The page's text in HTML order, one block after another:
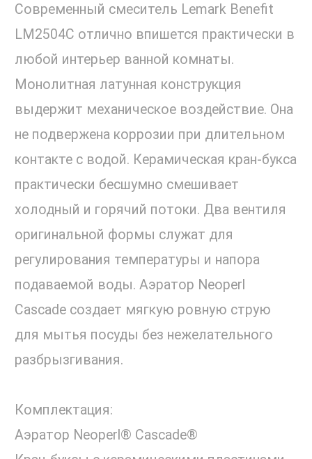
Современный смеситель Lemark Benefit
LM2504C отлично впишется практически в
любой интерьер ванной комнаты.
Монолитная латунная конструкция
выдержит механическое воздействие. Она
не подвержена коррозии при длительном
контакте с водой. Керамическая кран-букса
практически бесшумно смешивает
холодный и горячий потоки. Два вентиля
оригинальной формы служат для
регулирования температуры и напора
подаваемой воды. Аэратор Neoperl
Cascade создает мягкую ровную струю
для мытья посуды без нежелательного
разбрызгивания.
Комплектация:
Аэратор Neoperl® Cascade®